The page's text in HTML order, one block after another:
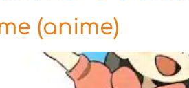
(anime)